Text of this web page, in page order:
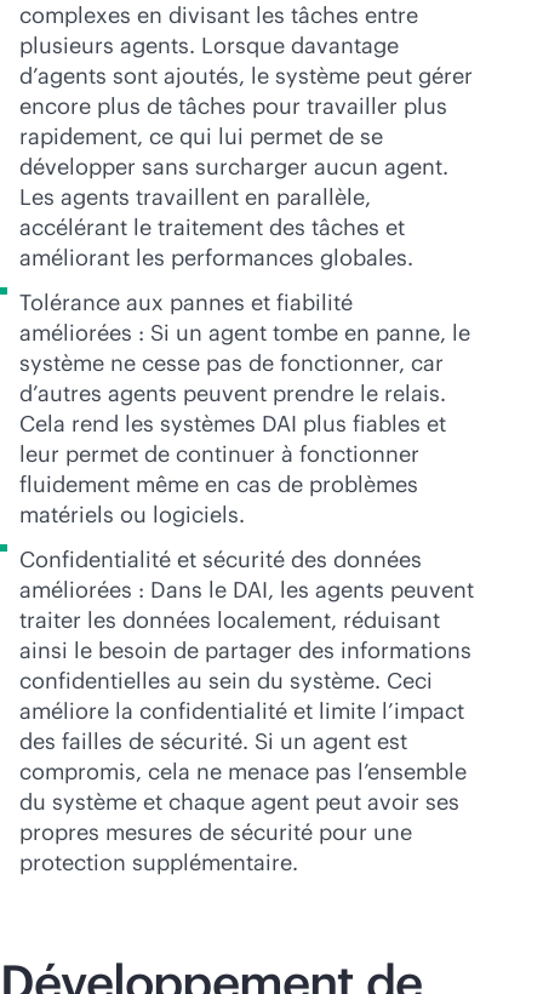
complexes en divisant les tâches entre
plusieurs agents. Lorsque davantage
d’agents sont ajoutés, le système peut gérer
encore plus de tâches pour travailler plus
rapidement, ce qui lui permet de se
développer sans surcharger aucun agent.
Les agents travaillent en parallèle,
accélérant le traitement des tâches et
améliorant les performances globales.
Tolérance aux pannes et fiabilité
améliorées : Si un agent tombe en panne, le
système ne cesse pas de fonctionner, car
d’autres agents peuvent prendre le relais.
Cela rend les systèmes DAI plus fiables et
leur permet de continuer à fonctionner
fluidement même en cas de problèmes
matériels ou logiciels.
Confidentialité et sécurité des données
améliorées : Dans le DAI, les agents peuvent
traiter les données localement, réduisant
ainsi le besoin de partager des informations
confidentielles au sein du système. Ceci
améliore la confidentialité et limite l’impact
des failles de sécurité. Si un agent est
compromis, cela ne menace pas l’ensemble
du système et chaque agent peut avoir ses
propres mesures de sécurité pour une
protection supplémentaire.